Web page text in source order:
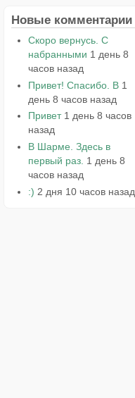
Новые комментарии
Скоро вернусь. С
набранными 1 день 8
часов назад
Привет! Спасибо. В 1
день 8 часов назад
Привет 1 день 8 часов
назад
В Шарме. Здесь в
первый раз. 1 день 8
часов назад
:) 2 дня 10 часов назад